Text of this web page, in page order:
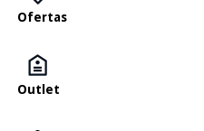
Ofertas
Outlet